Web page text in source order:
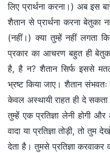
लिए प्रार्थना करना।) अब इस
शैतान से प्रार्थना करना बेतुका
(नहीं।) क्या तुम्हें नहीं लगता
प्रकार का आचरण बहुत ही
है, है न? शैतान सिर्फ इससे
भ्रष्ट किया जाए। शैतान
केवल अस्थायी राहत ही दे
तुम्हें एक प्रतिज्ञा लेनी होगी
वादा या प्रतिज्ञा तोड़ी, तो तुम
देता है। तुमसे प्रतिज्ञा करवाकर